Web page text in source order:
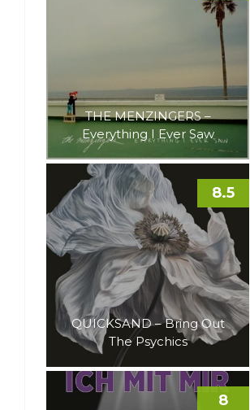
THE MENZINGERS –
Everything I Ever Saw
QUICKSAND – Bring Out
The Psychics
8.5
8